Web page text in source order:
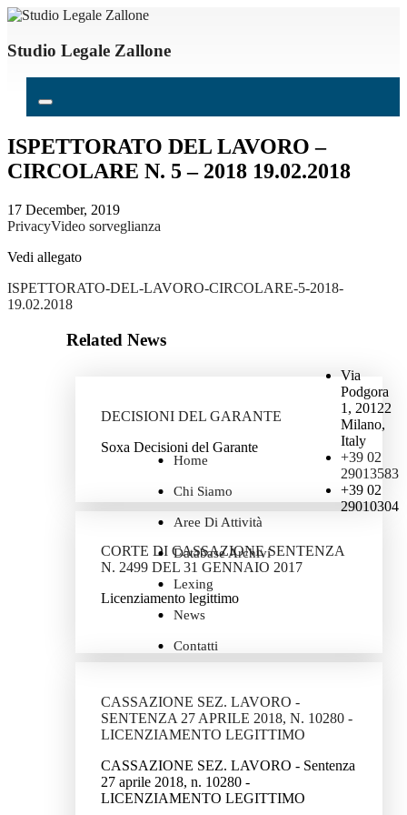
Studio Legale Zallone
Home
Chi Siamo
Aree Di Attività
Database Archivi
Lexing
News
Contatti
ISPETTORATO DEL LAVORO –
CIRCOLARE N. 5 – 2018 19.02.2018
17 December, 2019
PrivacyVideo sorveglianza
Vedi allegato
ISPETTORATO-DEL-LAVORO-CIRCOLARE-5-2018-
19.02.2018
Related News
DECISIONI DEL GARANTE
Soxa Decisioni del Garante
CORTE DI CASSAZIONE SENTENZA
N. 2499 DEL 31 GENNAIO 2017
Licenziamento legittimo
CASSAZIONE SEZ. LAVORO -
SENTENZA 27 APRILE 2018, N. 10280 -
LICENZIAMENTO LEGITTIMO
CASSAZIONE SEZ. LAVORO - Sentenza
27 aprile 2018, n. 10280 -
LICENZIAMENTO LEGITTIMO
Via
Podgora
1, 20122
Milano,
Italy
+39 02
29013583
+39 02
29010304